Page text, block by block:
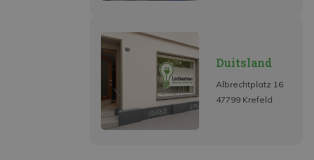
Duitsland
Albrechtplatz 16
47799 Krefeld